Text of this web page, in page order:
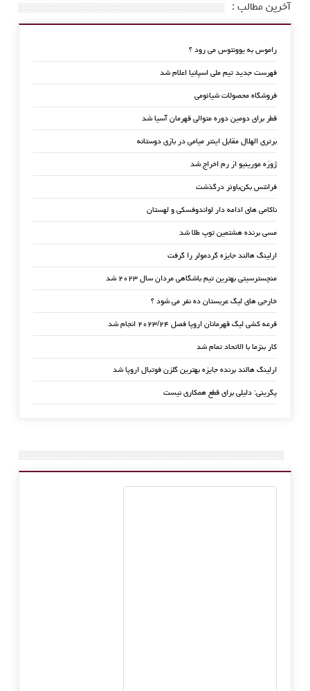
آخرین مطالب :
راموس به یوونتوس می رود ؟
فهرست جدید تیم ملی اسپانیا اعلام شد
فروشگاه محصولات شیائومی
قطر برای دومین دوره متوالی قهرمان آسیا شد
برتری الهلال مقابل اینتر میامی در بازی دوستانه
ژوزه مورینیو از رم اخراج شد
فرانتس بکن‌باوئر درگذشت
ناکامی های ادامه دار لواندوفسکی و لهستان
مسی برنده هشتمین توپ طلا شد
ارلینگ هالند جایزه گردمولر را گرفت
منچسترسیتی بهترین تیم باشگاهی مردان سال ۲۰۲۳ شد
خارجی های لیگ عربستان ده نفر می شود ؟
قرعه کشی لیگ قهرمانان اروپا فصل ۲۰۲۳/۲۴ انجام شد
کار بنزما با الاتحاد تمام شد
ارلینگ هالند برنده جایزه بهترین گلزن فوتبال اروپا شد
پگرینی: دلیلی برای قطع همکاری نیست